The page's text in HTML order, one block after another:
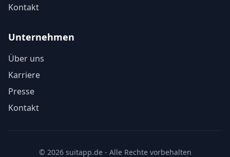
Kontakt
Unternehmen
Über uns
Karriere
Presse
Kontakt
© 2026 suitapp.de - Alle Rechte vorbehalten